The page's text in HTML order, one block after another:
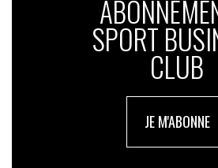
SPORT
CLUB
JE M'ABONNE